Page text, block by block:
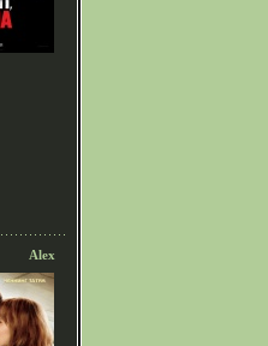
Alex